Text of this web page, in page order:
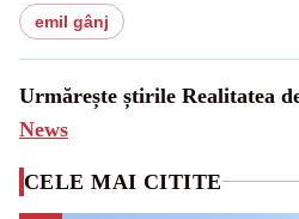
emil gânj
Urmărește știrile Realitatea
News
CELE MAI CITITE